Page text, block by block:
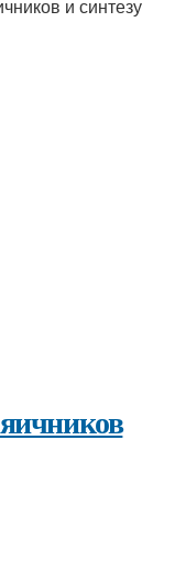
и синтезу